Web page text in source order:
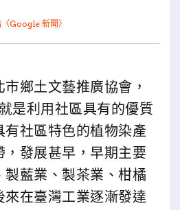
Google 新聞〉
鄉土文藝推廣協會，
是利用社區具有的優質
社區特色的植物染產
，發展甚早，早期主要
製藍業、製茶業、柑橘
來在臺灣工業逐漸發達